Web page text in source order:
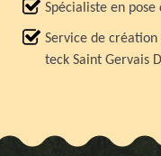
Spécialiste en
Service de
teck Saint Gervais